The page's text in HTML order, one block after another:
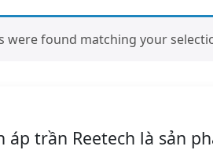
were found matching your
áp trần Reetech là sản